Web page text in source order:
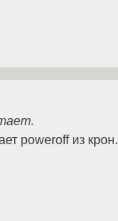
poweroff из крон.